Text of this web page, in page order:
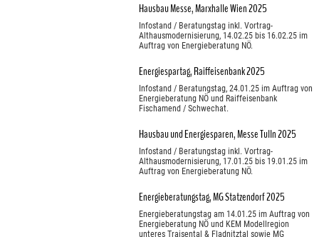
Hausbau Messe, Marxhalle Wien 2025
Infostand / Beratungstag inkl. Vortrag-
Althausmodernisierung, 14.02.25 bis 16.02.25 im
Auftrag von Energieberatung NÖ.
Energiespartag, Raiffeisenbank 2025
Infostand / Beratungstag, 24.01.25 im Auftrag von
Energieberatung NÖ und Raiffeisenbank
Fischamend / Schwechat.
Hausbau und Energiesparen, Messe Tulln 2025
Infostand / Beratungstag inkl. Vortrag-
Althausmodernisierung, 17.01.25 bis 19.01.25 im
Auftrag von Energieberatung NÖ.
Energieberatungstag, MG Statzendorf 2025
Energieberatungstag am 14.01.25 im Auftrag von
Energieberatung NÖ und KEM Modellregion
unteres Traisental & Fladnitztal sowie MG